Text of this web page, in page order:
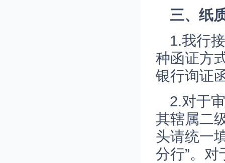
三、纸
1.我行
种函证方
银行询证
2.对于
其辖属二
头请统一
分行”。